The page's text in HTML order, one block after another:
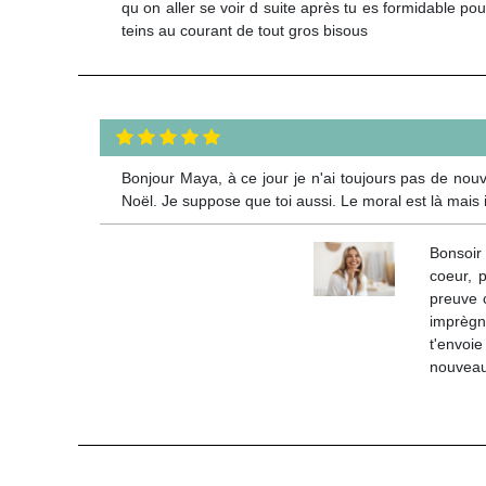
qu on aller se voir d suite après tu es formidable
teins au courant de tout gros bisous
Bonjour Maya, à ce jour je n'ai toujours pas de
Noël. Je suppose que toi aussi. Le moral est là
coeur,
preuve